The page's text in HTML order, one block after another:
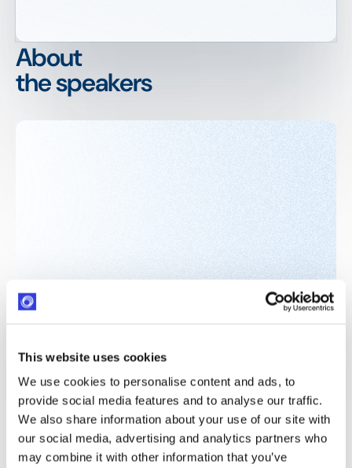
This website uses cookies
We use cookies to personalise content and ads, to
provide social media features and to analyse our traffic.
We also share information about your use of our site with
our social media, advertising and analytics partners who
may combine it with other information that you’ve
About
the speakers
Elisabeth Schmiedel